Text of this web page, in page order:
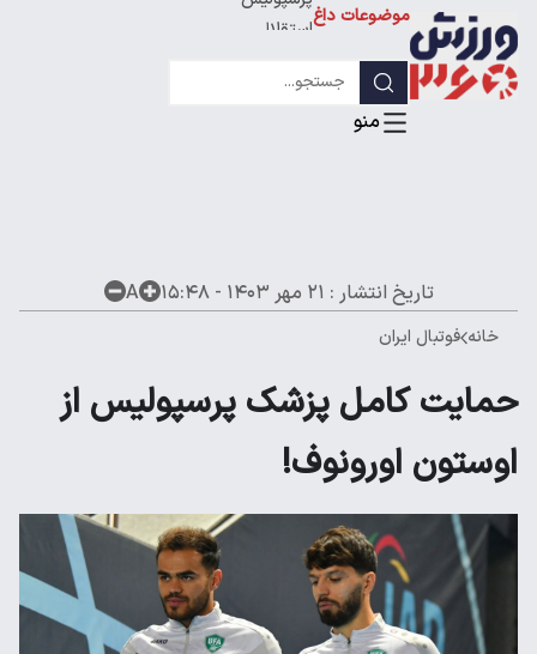
موضوعات داغپرسپولیس
تاریخ انتشار : ۲۱ مهر ۱۴۰۳ - ۱۵:۴۸ A
خانه فوتبال ایران
حمایت کامل پزشک پرسپولیس از
اوستون اورونوف!